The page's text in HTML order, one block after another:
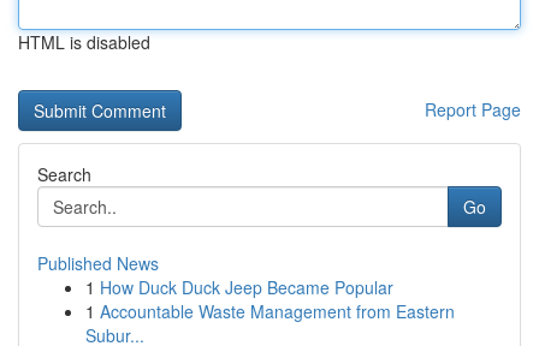
HTML is disabled
Report Page
Search
Go
Published News
1 How Duck Duck Jeep Became Popular
1 Accountable Waste Management from Eastern
Subur...